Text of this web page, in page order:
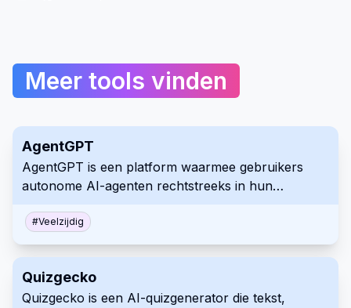
Meer tools vinden
AgentGPT
AgentGPT is een platform waarmee gebruikers
autonome AI-agenten rechtstreeks in hun
Het vereenvoudigt het creëren van AI-agenten
door alleen een naam en een doel te vereisen, en
bereiken. Maak gebruik van je OpenAI API-sleutel
voor verbeterde prestaties.
#Veelzijdig
Quizgecko
Quizgecko is een AI-quizgenerator die tekst,